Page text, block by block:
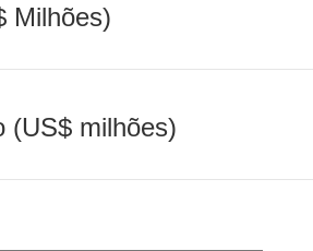
Milhões)
(US$ milhões)